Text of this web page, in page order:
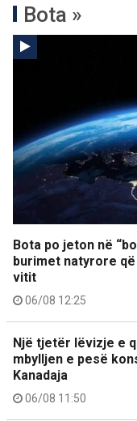
Bota »
Bota po jeton në
burimet natyrore
vitit
06/08 12:25
Një tjetër lëvizje e
mbylljen e pesë
Kanadaja
06/08 11:50